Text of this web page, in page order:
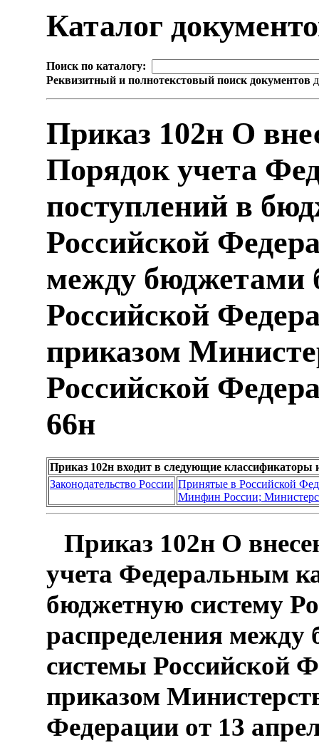
Каталог
Поиск по каталогу:
Реквизитный и полнотекстовый поиск документов
Приказ 102н О
Порядок учета
поступлений в
Российской
между бюджетами
Российской
приказом
Российской
66н
Приказ 102н входит в следующие классификаторы
Законодательство России Принятые в Российской
Минфин России;
Приказ 102н О
учета Федеральным
бюджетную систему
распределения
системы Российской
приказом
Федерации от 13